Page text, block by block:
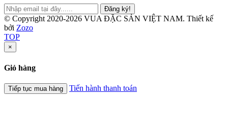
Đăng ký!
© Copyright 2020-2026 VUA ĐẶC SẢN VIỆT NAM. Thiết kế
bởi Zozo
TOP
×
Giỏ hàng
Tiếp tục mua hàng Tiến hành thanh toán